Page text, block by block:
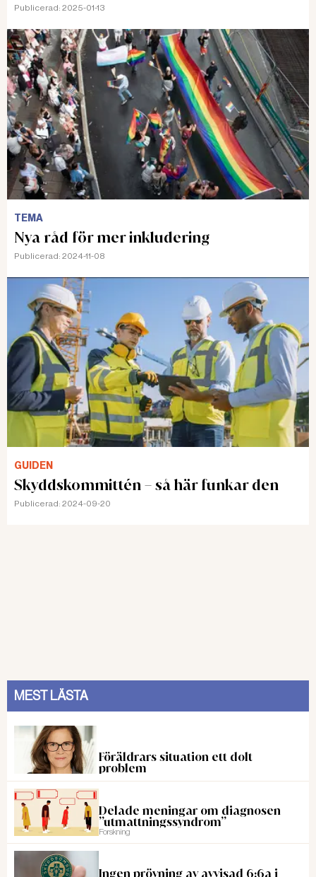
Publicerad: 2025-01-13
TEMA
Nya råd för mer inkludering
Publicerad: 2024-11-08
GUIDEN
Skyddskommittén – så här funkar den
Publicerad: 2024-09-20
MEST LÄSTA
Föräldrars situation ett dolt
problem
Delade meningar om diagnosen
”utmattningssyndrom”
Forskning
Ingen prövning av avvisad 6:6a i